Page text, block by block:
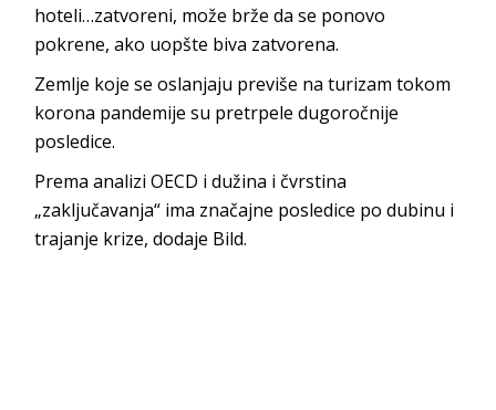
hoteli…zatvoreni, može brže da se ponovo
pokrene, ako uopšte biva zatvorena.
Zemlje koje se oslanjaju previše na turizam tokom
korona pandemije su pretrpele dugoročnije
posledice.
Prema analizi OECD i dužina i čvrstina
„zaključavanja“ ima značajne posledice po dubinu i
trajanje krize, dodaje Bild.